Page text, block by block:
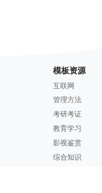
模板资源
互联网
管理方法
考研考证
教育学习
影视鉴赏
综合知识